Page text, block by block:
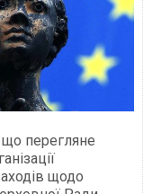
перегляне
щодо